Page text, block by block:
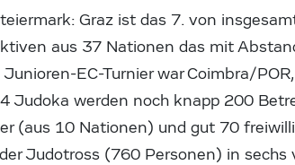
Graz ist das 7. von
aus 37 Nationen das mit
EC-Turnier war Coimbra/
Judoka werden noch knapp 200
(aus 10 Nationen) und gut 70
Judotross (760 Personen) in